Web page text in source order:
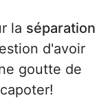
la séparation
d'avoir
goutte de